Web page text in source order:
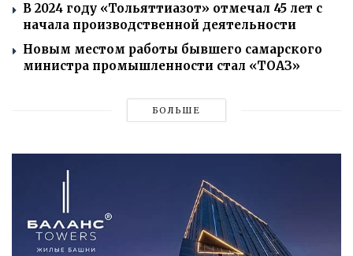
В 2024 году «Тольяттиазот» отмечал 45 лет с
начала производственной деятельности
Новым местом работы бывшего самарского
министра промышленности стал «ТОАЗ»
БОЛЬШЕ